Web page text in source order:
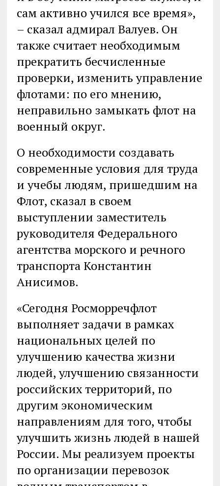
сам активно учился все время»,
– сказал адмирал Валуев. Он
также считает необходимым
прекратить бесчисленные
проверки, изменить управление
флотами: по его мнению,
неправильно замыкать флот на
военный округ.
О необходимости создавать
современные условия для труда
и учебы людям, пришедшим на
Флот, сказал в своем
выступлении заместитель
руководителя Федерального
агентства морского и речного
транспорта Константин
Анисимов.
«Сегодня Росморречфлот
выполняет задачи в рамках
национальных целей по
улучшению качества жизни
людей, улучшению связанности
российских территорий, по
другим экономическим
направлениям для того, чтобы
улучшить жизнь людей в нашей
России. Мы реализуем проекты
по организации перевозок